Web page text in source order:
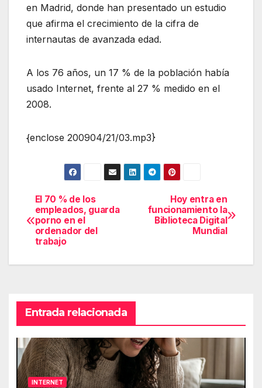
en Madrid, donde han presentado un estudio
que afirma el crecimiento de la cifra de
internautas de avanzada edad.
A los 76 años, un 17 % de la población había
usado Internet, frente al 27 % medido en el
2008.
{enclose 200904/21/03.mp3}
Navegación
de
entradas
Hoy entra en
funcionamiento la
Biblioteca Digital
Mundial
El 70 % de los
empleados, guarda
porno en el
ordenador del
trabajo
Entrada relacionada
INTERNET